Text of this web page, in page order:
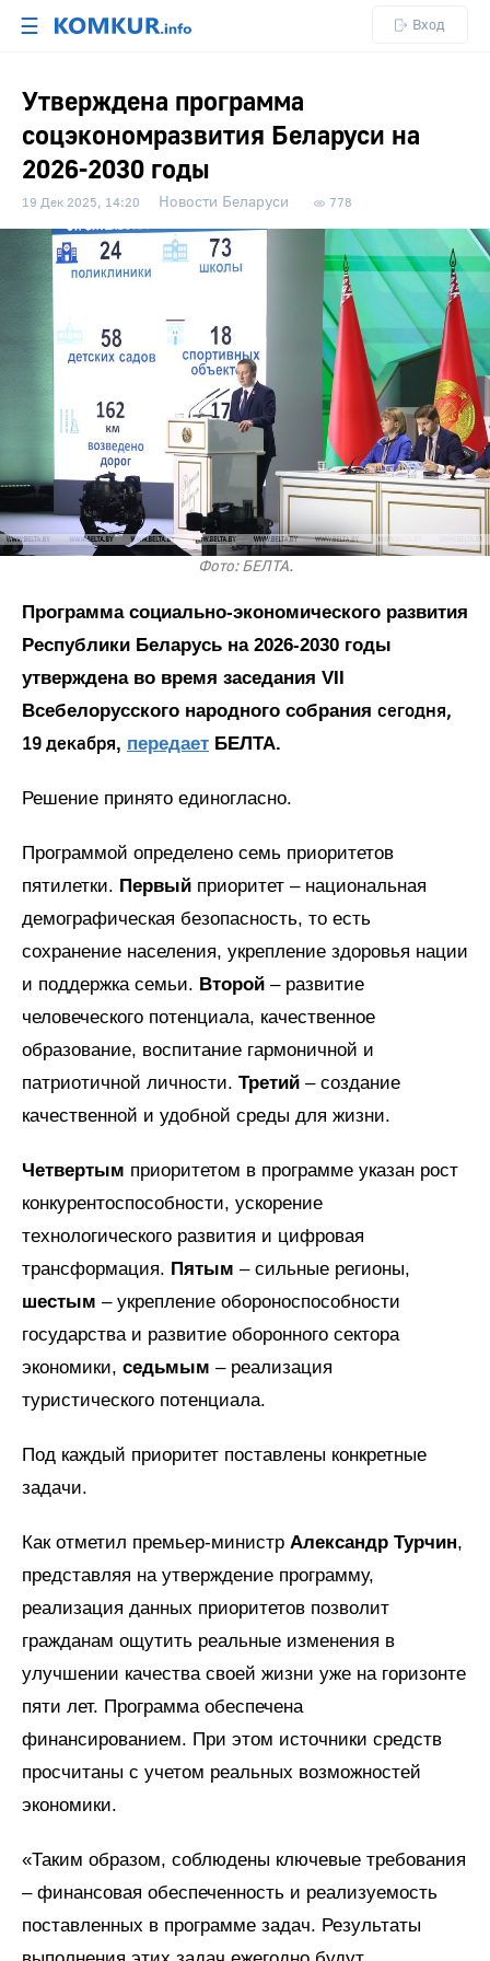
☰ Вход
Утверждена программа
соцэкономразвития Беларуси на
2026-2030 годы
19 Дек 2025, 14:20 Новости Беларуси 778
Фото: БЕЛТА.
Программа социально-экономического развития
Республики Беларусь на 2026-2030 годы
утверждена во время заседания VII
Всебелорусского народного собрания сегодня,
19 декабря, передает БЕЛТА.
Решение принято единогласно.
Программой определено семь приоритетов
пятилетки. Первый приоритет – национальная
демографическая безопасность, то есть
сохранение населения, укрепление здоровья нации
и поддержка семьи. Второй – развитие
человеческого потенциала, качественное
образование, воспитание гармоничной и
патриотичной личности. Третий – создание
качественной и удобной среды для жизни.
Четвертым приоритетом в программе указан рост
конкурентоспособности, ускорение
технологического развития и цифровая
трансформация. Пятым – сильные регионы,
шестым – укрепление обороноспособности
государства и развитие оборонного сектора
экономики, седьмым – реализация
туристического потенциала.
Под каждый приоритет поставлены конкретные
задачи.
Как отметил премьер-министр Александр Турчин,
представляя на утверждение программу,
реализация данных приоритетов позволит
гражданам ощутить реальные изменения в
улучшении качества своей жизни уже на горизонте
пяти лет. Программа обеспечена
финансированием. При этом источники средств
просчитаны с учетом реальных возможностей
экономики.
«Таким образом, соблюдены ключевые требования
– финансовая обеспеченность и реализуемость
поставленных в программе задач. Результаты